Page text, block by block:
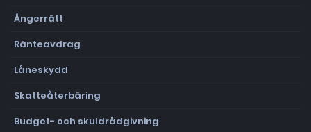
Ångerrätt
Ränteavdrag
Låneskydd
Skatteåterbäring
Budget- och skuldrådgivning